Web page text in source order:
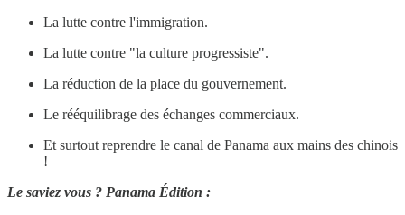
La lutte contre l'immigration.
La lutte contre "la culture progressiste".
La réduction de la place du gouvernement.
Le rééquilibrage des échanges commerciaux.
Et surtout reprendre le canal de Panama aux mains des chinois
!
Le saviez vous ? Panama Édition :